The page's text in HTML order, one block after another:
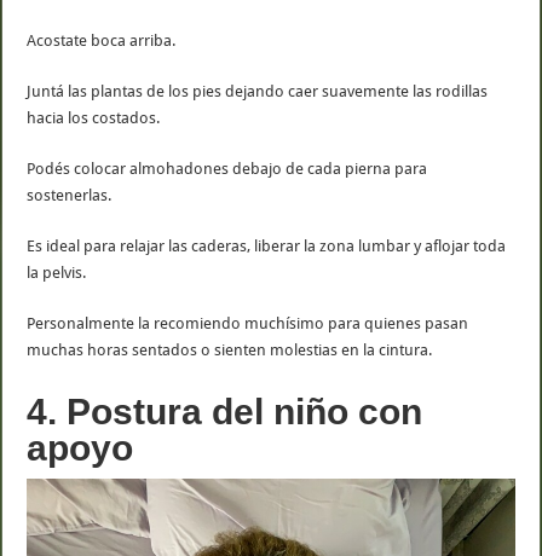
Acostate boca arriba.
Juntá las plantas de los pies dejando caer suavemente las rodillas
hacia los costados.
Podés colocar almohadones debajo de cada pierna para
sostenerlas.
Es ideal para relajar las caderas, liberar la zona lumbar y aflojar toda
la pelvis.
Personalmente la recomiendo muchísimo para quienes pasan
muchas horas sentados o sienten molestias en la cintura.
4. Postura del niño con
apoyo